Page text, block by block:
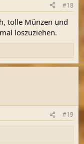
#18
tolle Münzen und
loszuziehen.
#19